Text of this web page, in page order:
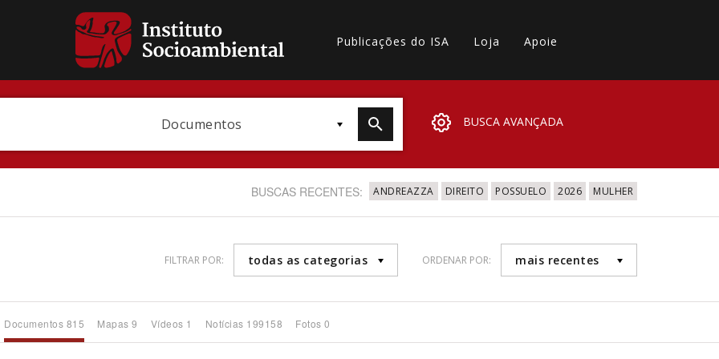
Publicações do ISA Loja Apoie
Documentos BUSCA AVANÇADA
BUSCAS RECENTES: ANDREAZZA DIREITO POSSUELO 2026 MULHER
FILTRAR POR: todas as categorias ORDENAR POR: mais recentes
Documentos 815 Mapas 9 Vídeos 1 Notícias 199158 Fotos 0